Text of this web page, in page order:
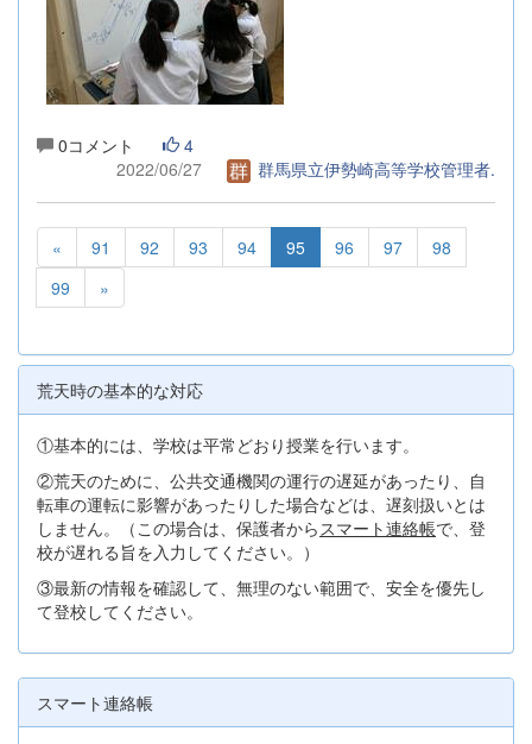
0コメント
4
2022/06/27
群馬県立伊勢崎高等学校管理者.
« 91 92 93 94 95 96 97
98
99
»
荒天時の基本的な対応
①基本的には、学校は平常どおり授業を行います。
②荒天のために、公共交通機関の運行の遅延があったり、自
転車の運転に影響があったりした場合などは、遅刻扱いとは
しません。（この場合は、保護者からスマート連絡帳で、登
校が遅れる旨を入力してください。）
③最新の情報を確認して、無理のない範囲で、安全を優先し
て登校してください。
スマート連絡帳